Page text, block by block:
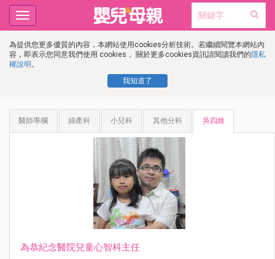
為提供您更多優質的內容，本網站使用cookies分析技術。若繼續閱覽本網站內
容，即表示您同意我們使用 cookies， 關於更多cookies資訊請閱讀我們的隱私
權說明 。
我知道了
Toggle
navigation
醫師專欄 婦產科 小兒科 其他分科 吳四維
為恭紀念醫院兒童心智科主任